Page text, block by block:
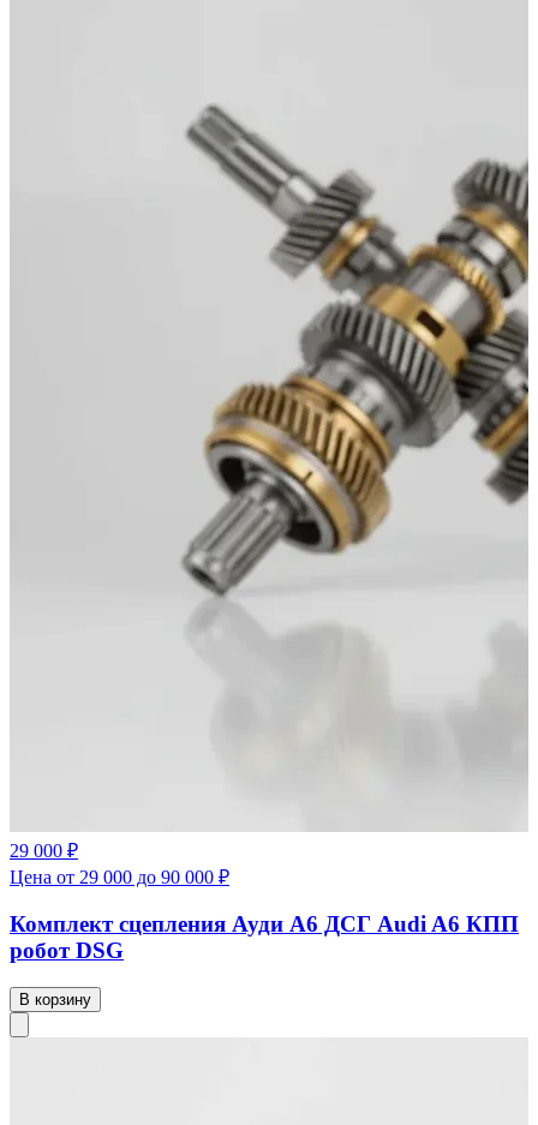
29 000 ₽
Цена от 29 000 до 90 000 ₽
Комплект сцепления Ауди А6 ДСГ Audi A6 КПП
робот DSG
В корзину